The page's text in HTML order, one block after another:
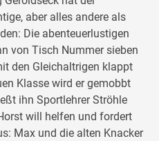
aber alles andere als
Die abenteuerlustigen
von Tisch Nummer sieben
den Gleichaltrigen klappt
Klasse wird er gemobbt
ihn Sportlehrer Ströhle
will helfen und fordert
Max und die alten Knacker